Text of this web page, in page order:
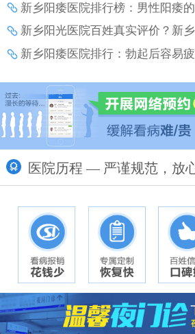
新乡阳痿医院排行榜：男性阳痿
新乡阳光医院百姓真实评价？新
些事项？
新乡阳痿医院排行：勃起后容易
医院历程 — 严谨规范，放